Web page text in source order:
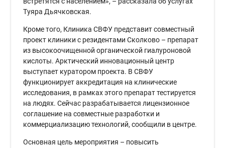
Туяра Дьячковская.
Кроме того, Клиника СВФУ представит совместный
проект клиники с резидентами Сколково – препарат
из высокоочищенной органической гиалуроновой
кислоты. Арктический инновационный центр
выступает куратором проекта. В СВФУ
функционирует аккредитация на клинические
исследования, в рамках этого препарат тестируется
на людях. Сейчас разрабатывается лицензионное
соглашение на совместные разработки и
коммерциализацию технологий, сообщили в центре.
Основная цель мероприятия – повысить